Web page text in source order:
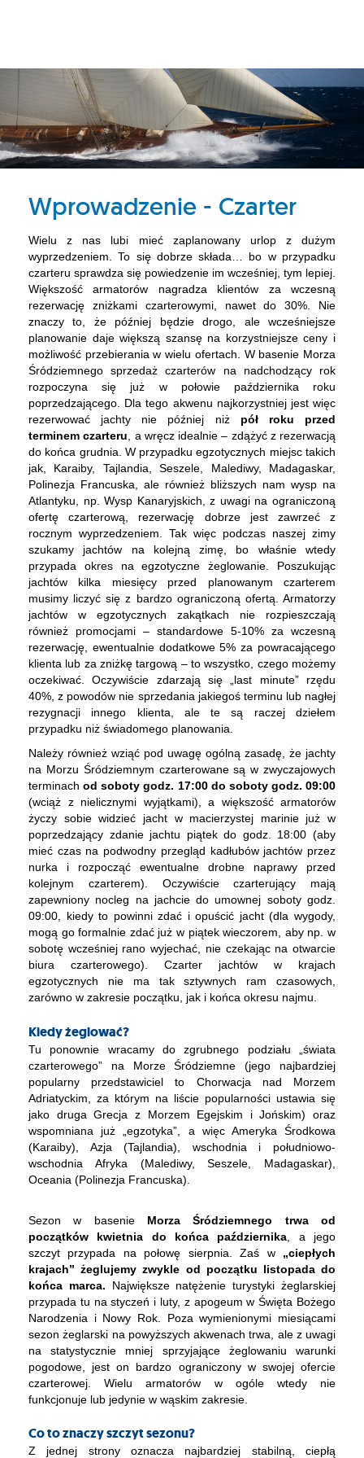
Wprowadzenie - Czarter
Wielu z nas lubi mieć zaplanowany urlop z dużym
wyprzedzeniem. To się dobrze składa… bo w przypadku
czarteru sprawdza się powiedzenie im wcześniej, tym lepiej.
Większość armatorów nagradza klientów za wczesną
rezerwację zniżkami czarterowymi, nawet do 30%. Nie
znaczy to, że później będzie drogo, ale wcześniejsze
planowanie daje większą szansę na korzystniejsze ceny i
możliwość przebierania w wielu ofertach. W basenie Morza
Śródziemnego sprzedaż czarterów na nadchodzący rok
rozpoczyna się już w połowie października roku
poprzedzającego. Dla tego akwenu najkorzystniej jest więc
rezerwować jachty nie później niż pół roku przed
terminem czarteru, a wręcz idealnie – zdążyć z rezerwacją
do końca grudnia. W przypadku egzotycznych miejsc takich
jak, Karaiby, Tajlandia, Seszele, Malediwy, Madagaskar,
Polinezja Francuska, ale również bliższych nam wysp na
Atlantyku, np. Wysp Kanaryjskich, z uwagi na ograniczoną
ofertę czarterową, rezerwację dobrze jest zawrzeć z
rocznym wyprzedzeniem. Tak więc podczas naszej zimy
szukamy jachtów na kolejną zimę, bo właśnie wtedy
przypada okres na egzotyczne żeglowanie. Poszukując
jachtów kilka miesięcy przed planowanym czarterem
musimy liczyć się z bardzo ograniczoną ofertą. Armatorzy
jachtów w egzotycznych zakątkach nie rozpieszczają
również promocjami – standardowe 5-10% za wczesną
rezerwację, ewentualnie dodatkowe 5% za powracającego
klienta lub za zniżkę targową – to wszystko, czego możemy
oczekiwać. Oczywiście zdarzają się „last minute” rzędu
40%, z powodów nie sprzedania jakiegoś terminu lub nagłej
rezygnacji innego klienta, ale te są raczej dziełem
przypadku niż świadomego planowania.
Należy również wziąć pod uwagę ogólną zasadę, że jachty
na Morzu Śródziemnym czarterowane są w zwyczajowych
terminachod soboty godz. 17:00 do soboty godz. 09:00
(wciąż z nielicznymi wyjątkami), a większość armatorów
życzy sobie widzieć jacht w macierzystej marinie już w
poprzedzający zdanie jachtu piątek do godz. 18:00 (aby
mieć czas na podwodny przegląd kadłubów jachtów przez
nurka i rozpocząć ewentualne drobne naprawy przed
kolejnym czarterem). Oczywiście czarterujący mają
zapewniony nocleg na jachcie do umownej soboty godz.
09:00, kiedy to powinni zdać i opuścić jacht (dla wygody,
mogą go formalnie zdać już w piątek wieczorem, aby np. w
sobotę wcześniej rano wyjechać, nie czekając na otwarcie
biura czarterowego). Czarter jachtów w krajach
egzotycznych nie ma tak sztywnych ram czasowych,
zarówno w zakresie początku, jak i końca okresu najmu.
Kiedy żeglować?
Tu ponownie wracamy do zgrubnego podziału „świata
czarterowego” na Morze Śródziemne (jego najbardziej
popularny przedstawiciel to Chorwacja nad Morzem
Adriatyckim, za którym na liście popularności ustawia się
jako druga Grecja z Morzem Egejskim i Jońskim) oraz
wspomniana już „egzotyka”, a więc Ameryka Środkowa
(Karaiby), Azja (Tajlandia), wschodnia i południowo-
wschodnia Afryka (Malediwy, Seszele, Madagaskar),
Oceania (Polinezja Francuska).
Sezon w basenie Morza Śródziemnego trwa od
początków kwietnia do końca października, a jego
szczyt przypada na połowę sierpnia. Zaś w „ciepłych
krajach” żeglujemy zwykle od początku listopada do
końca marca. Największe natężenie turystyki żeglarskiej
przypada tu na styczeń i luty, z apogeum w Święta Bożego
Narodzenia i Nowy Rok. Poza wymienionymi miesiącami
sezon żeglarski na powyższych akwenach trwa, ale z uwagi
na statystycznie mniej sprzyjające żeglowaniu warunki
pogodowe, jest on bardzo ograniczony w swojej ofercie
czarterowej. Wielu armatorów w ogóle wtedy nie
funkcjonuje lub jedynie w wąskim zakresie.
Co to znaczy szczyt sezonu?
Z jednej strony oznacza najbardziej stabilną, ciepłą